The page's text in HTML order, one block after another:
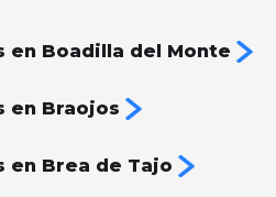
en Boadilla del Monte
en Braojos
en Brea de Tajo